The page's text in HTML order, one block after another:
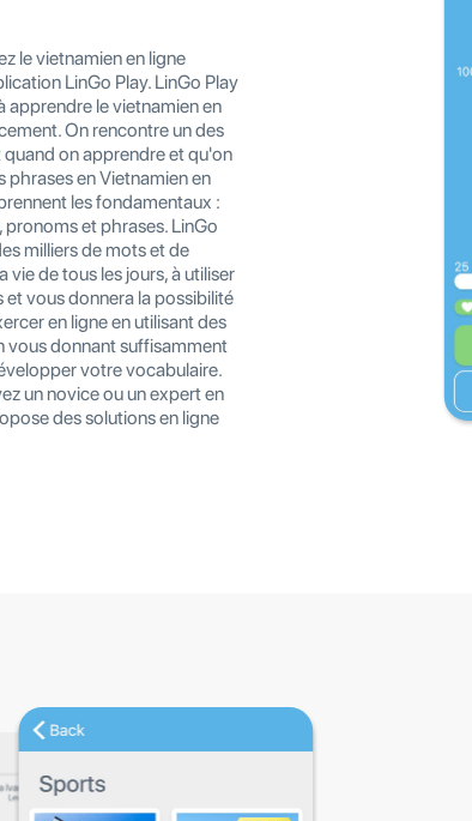
le vietnamien en ligne
LinGo Play. LinGo Play
apprendre le vietnamien en
On rencontre un des
on apprendre et qu'on
phrases en Vietnamien en
les fondamentaux :
et phrases. LinGo
milliers de mots et de
vie de tous les jours, à utiliser
vous donnera la possibilité
en ligne en utilisant des
vous donnant suffisamment
votre vocabulaire.
un novice ou un expert en
des solutions en ligne